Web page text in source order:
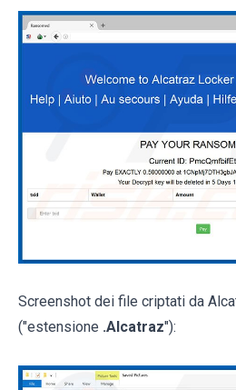
Screenshot dei file criptati da
("estensione .Alcatraz"):